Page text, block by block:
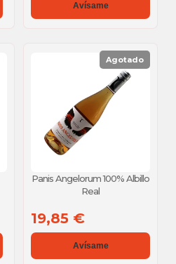
Avísame
Panis Angelorum 100% Albillo
Real
19,85 €
Agotado
Avísame